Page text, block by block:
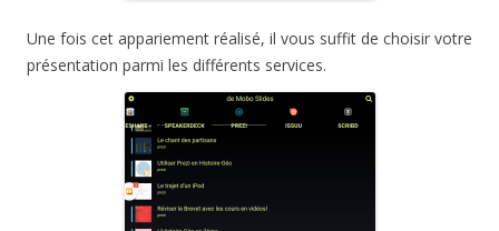
Une fois cet appariement réalisé, il vous suffit de choisir votre
présentation parmi les différents services.